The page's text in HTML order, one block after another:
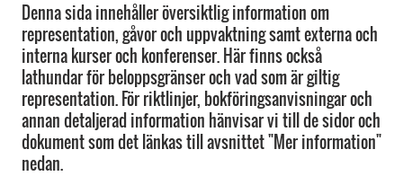
Denna sida innehåller översiktlig information om
representation, gåvor och uppvaktning samt externa och
interna kurser och konferenser. Här finns också
lathundar för beloppsgränser och vad som är giltig
representation. För riktlinjer, bokföringsanvisningar och
annan detaljerad information hänvisar vi till de sidor och
dokument som det länkas till avsnittet "Mer information"
nedan.